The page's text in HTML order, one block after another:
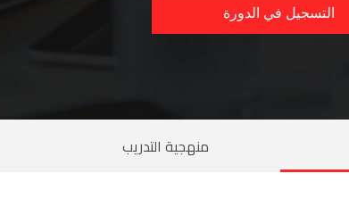
التسجيل في الدورة
منهجية التدريب